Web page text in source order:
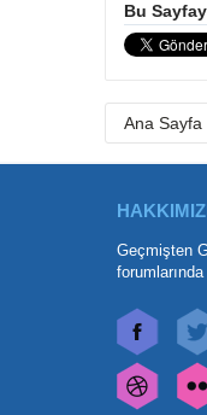
Bu
Ana Sayfa
Geçmişten